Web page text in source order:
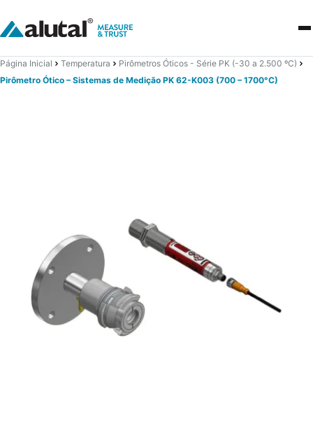
Página Inicial Temperatura
Pirômetros Óticos - Série PK (-30 a 2.500 ºC)
Pirômetro Ótico – Sistemas de Medição PK 62-K003 (700 – 1700°C)